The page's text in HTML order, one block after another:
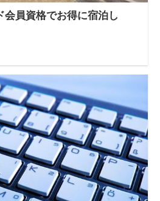
会員資格でお得に宿泊し